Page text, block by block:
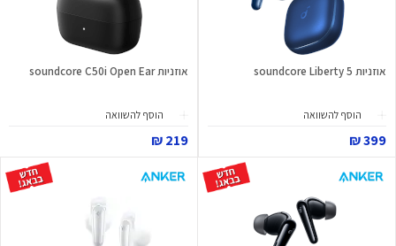
אוזניות soundcore Liberty 5
הוסף להשוואה
399 ₪
אוזניות soundcore C50i Open Ear
הוסף להשוואה
219 ₪